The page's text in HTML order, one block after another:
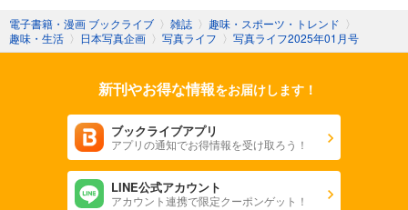
試し読み
あらすじを表示する
838円 (税込)
あらすじを表示する
写真ライフ2019年夏号
電子書籍・漫画 ブックライブ 〉 雑誌 〉 趣味・スポーツ・トレンド 〉
趣味・生活 〉 日本写真企画 〉 写真ライフ 〉 写真ライフ2025年01月号
新刊やお得な情報をお届けします！
ブックライブアプリ
アプリの通知でお得情報を受け取ろう！
LINE公式アカウント
アカウント連携で限定クーポンゲット！